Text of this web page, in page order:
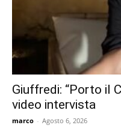
Giuffredi: “Porto il
video intervista
marco - Agosto 6, 2026